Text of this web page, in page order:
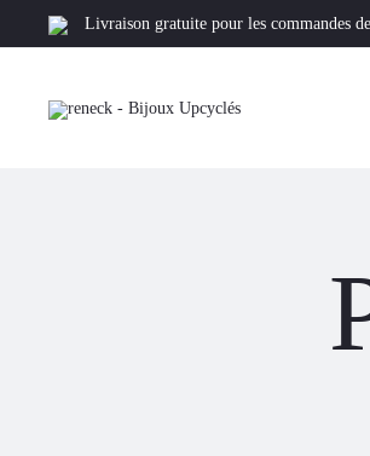
Livraison gratuite pour les commandes